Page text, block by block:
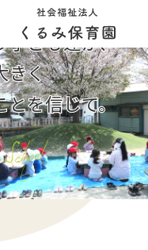
子ども達が、
きく
とを信じて。